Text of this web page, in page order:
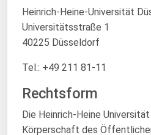
Heinrich-Heine-Universität
Universitätsstraße 1
40225 Düsseldorf
Tel.: +49 211 81-11
Rechtsform
Die Heinrich-Heine
Körperschaft des